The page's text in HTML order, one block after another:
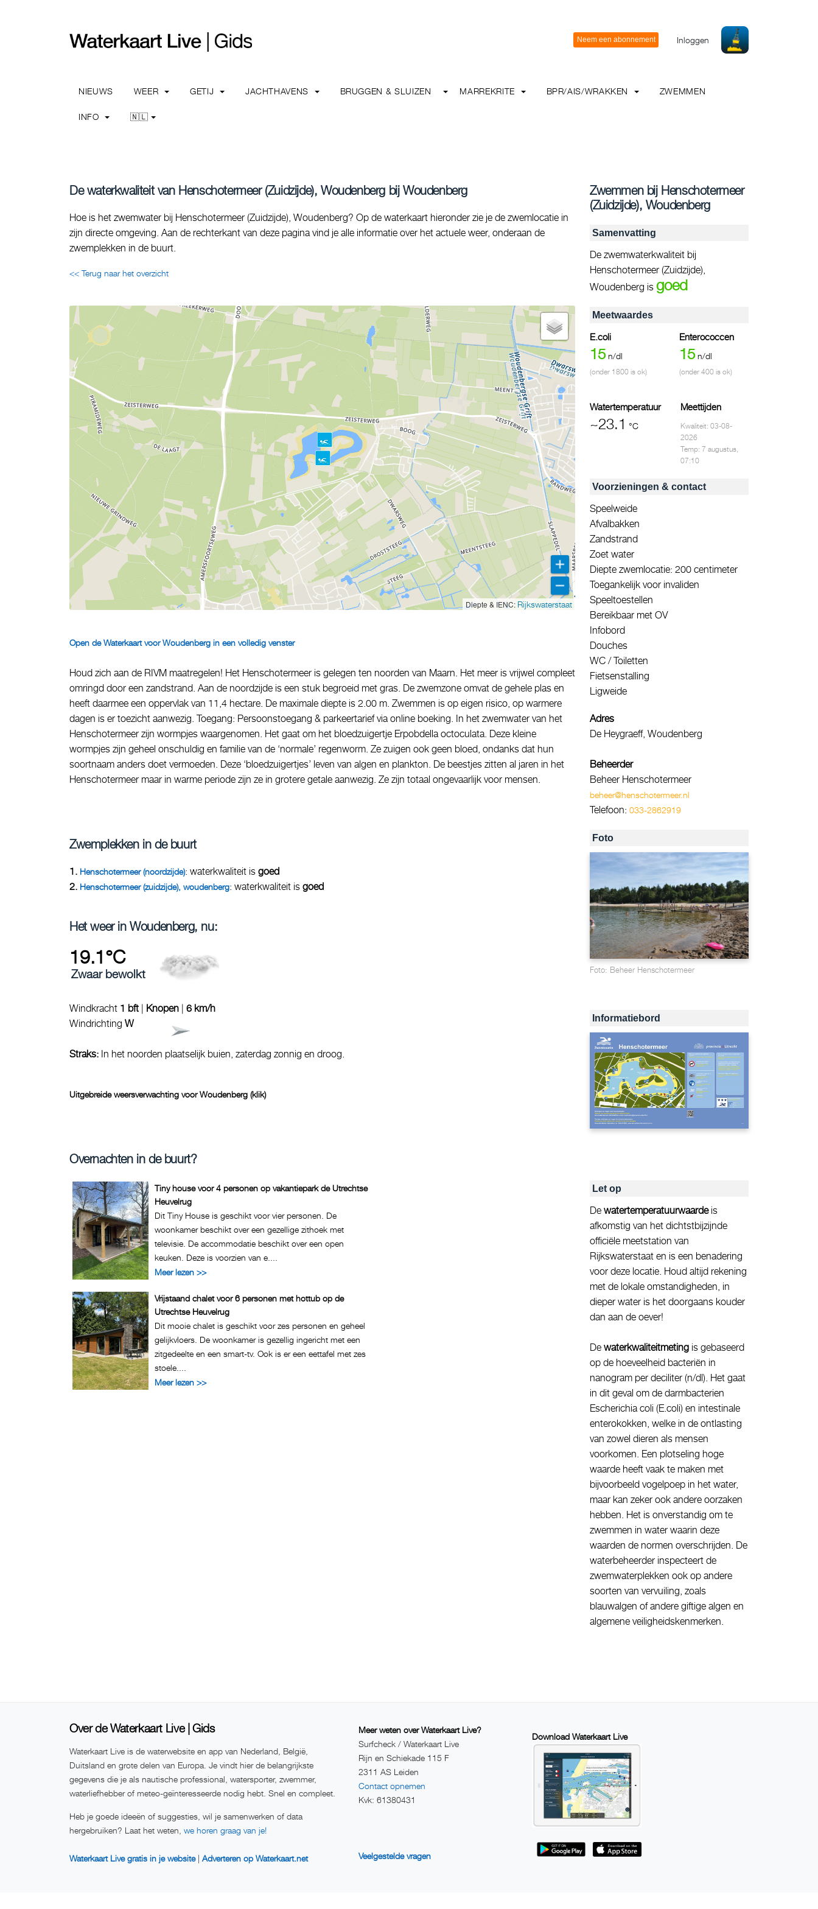
Inloggen
NIEUWS WEER GETIJ JACHTHAVENS BRUGGEN & SLUIZEN MARREKRITE BPR/AIS/WRAKKEN ZWEMMEN
INFO 🇳🇱
De waterkwaliteit van Henschotermeer (Zuidzijde), Woudenberg bij Woudenberg
Hoe is het zwemwater bij Henschotermeer (Zuidzijde), Woudenberg? Op de waterkaart hieronder zie je de zwemlocatie in
zijn directe omgeving. Aan de rechterkant van deze pagina vind je alle informatie over het actuele weer, onderaan de
zwemplekken in de buurt.
<< Terug naar het overzicht
Diepte & IENC: Rijkswaterstaat
Open de Waterkaart voor Woudenberg in een volledig venster
Houd zich aan de RIVM maatregelen! Het Henschotermeer is gelegen ten noorden van Maarn. Het meer is vrijwel compleet
omringd door een zandstrand. Aan de noordzijde is een stuk begroeid met gras. De zwemzone omvat de gehele plas en
heeft daarmee een oppervlak van 11,4 hectare. De maximale diepte is 2.00 m. Zwemmen is op eigen risico, op warmere
dagen is er toezicht aanwezig. Toegang: Persoonstoegang & parkeertarief via online boeking. In het zwemwater van het
Henschotermeer zijn wormpjes waargenomen. Het gaat om het bloedzuigertje Erpobdella octoculata. Deze kleine
wormpjes zijn geheel onschuldig en familie van de ‘normale’ regenworm. Ze zuigen ook geen bloed, ondanks dat hun
soortnaam anders doet vermoeden. Deze ‘bloedzuigertjes’ leven van algen en plankton. De beestjes zitten al jaren in het
Henschotermeer maar in warme periode zijn ze in grotere getale aanwezig. Ze zijn totaal ongevaarlijk voor mensen.
Zwemplekken in de buurt
1. Henschotermeer (noordzijde): waterkwaliteit is goed
2. Henschotermeer (zuidzijde), woudenberg: waterkwaliteit is goed
Het weer in Woudenberg, nu:
19.1°C
Zwaar bewolkt
Windkracht 1 bft | Knopen | 6 km/h
Windrichting W
Straks: In het noorden plaatselijk buien, zaterdag zonnig en droog.
Uitgebreide weersverwachting voor Woudenberg (klik)
Overnachten in de buurt?
Tiny house voor 4 personen op vakantiepark de Utrechtse
Heuvelrug
Dit Tiny House is geschikt voor vier personen. De
woonkamer beschikt over een gezellige zithoek met
televisie. De accommodatie beschikt over een open
keuken. Deze is voorzien van e....
Meer lezen >>
Vrijstaand chalet voor 6 personen met hottub op de
Utrechtse Heuvelrug
Dit mooie chalet is geschikt voor zes personen en geheel
gelijkvloers. De woonkamer is gezellig ingericht met een
zitgedeelte en een smart-tv. Ook is er een eettafel met zes
stoele....
Meer lezen >>
Zwemmen bij Henschotermeer
(Zuidzijde), Woudenberg
Samenvatting
De zwemwaterkwaliteit bij
Henschotermeer (Zuidzijde),
Woudenberg is goed
Meetwaardes
E.coli
15 n/dl
(onder 1800 is ok)
Enterococcen
15 n/dl
(onder 400 is ok)
Watertemperatuur
~23.1 °C
Meettijden
Kwaliteit: 03-08-
2026
Temp: 7 augustus,
07:10
Voorzieningen & contact
Speelweide
Afvalbakken
Zandstrand
Zoet water
Diepte zwemlocatie: 200 centimeter
Toegankelijk voor invaliden
Speeltoestellen
Bereikbaar met OV
Infobord
Douches
WC / Toiletten
Fietsenstalling
Ligweide
Adres
De Heygraeff, Woudenberg
Beheerder
Beheer Henschotermeer
beheer@henschotermeer.nl
Telefoon: 033-2862919
Foto
Foto: Beheer Henschotermeer
Informatiebord
Let op
De watertemperatuurwaardeis
afkomstig van het dichtstbijzijnde
officiële meetstation van
Rijkswaterstaat en is een benadering
voor deze locatie. Houd altijd rekening
met de lokale omstandigheden, in
dieper water is het doorgaans kouder
dan aan de oever!
De waterkwaliteitmeting is gebaseerd
op de hoeveelheid bacteriën in
nanogram per deciliter (n/dl). Het gaat
in dit geval om de darmbacterien
Escherichia coli (E.coli) en intestinale
enterokokken, welke in de ontlasting
van zowel dieren als mensen
voorkomen. Een plotseling hoge
waarde heeft vaak te maken met
bijvoorbeeld vogelpoep in het water,
maar kan zeker ook andere oorzaken
hebben. Het is onverstandig om te
zwemmen in water waarin deze
waarden de normen overschrijden. De
waterbeheerder inspecteert de
zwemwaterplekken ook op andere
soorten van vervuiling, zoals
blauwalgen of andere giftige algen en
algemene veiligheidskenmerken.
Over de Waterkaart Live | Gids
Waterkaart Live is de waterwebsite en app van Nederland, België,
Duitsland en grote delen van Europa. Je vindt hier de belangrijkste
gegevens die je als nautische professional, watersporter, zwemmer,
waterliefhebber of meteo-geïnteresseerde nodig hebt. Snel en compleet.
Heb je goede ideeën of suggesties, wil je samenwerken of data
hergebruiken? Laat het weten, we horen graag van je!
Waterkaart Live gratis in je website| Adverteren op Waterkaart.net
Meer weten over Waterkaart Live?
Surfcheck / Waterkaart Live
Rijn en Schiekade 115 F
2311 AS Leiden
Contact opnemen
Kvk: 61380431
Veelgestelde vragen
Download Waterkaart Live